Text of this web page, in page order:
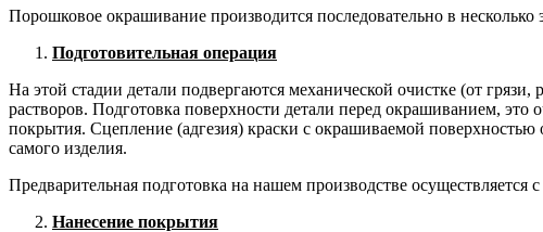
Порошковое окрашивание производится последовательно в
Подготовительная операция
На этой стадии детали подвергаются механической очистке (от
растворов. Подготовка поверхности детали перед окрашиванием, это
покрытия. Сцепление (адгезия) краски с окрашиваемой
самого изделия.
Предварительная подготовка на нашем производстве
Нанесение покрытия